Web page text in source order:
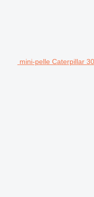
mini-pelle Caterpillar